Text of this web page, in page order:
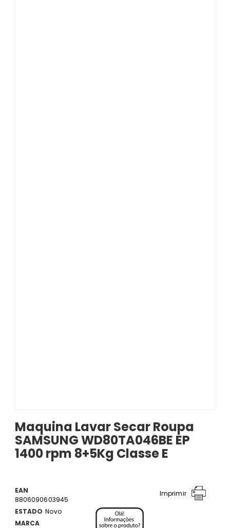
Maquina Lavar Secar Roupa
SAMSUNG WD80TA046BE EP
1400 rpm 8+5Kg Classe E
EAN
8806090603945
ESTADO Novo
MARCA
Imprimir